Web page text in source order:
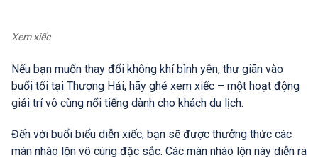
Xem xiếc
Nếu bạn muốn thay đổi không khí bình yên, thư giãn vào
buổi tối tại Thượng Hải, hãy ghé xem xiếc – một hoạt động
giải trí vô cùng nổi tiếng dành cho khách du lịch.
Đến với buổi biểu diễn xiếc, bạn sẽ được thưởng thức các
màn nhào lộn vô cùng đặc sắc. Các màn nhào lộn này diễn ra